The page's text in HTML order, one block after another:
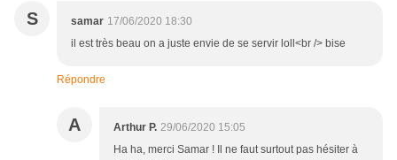
S samar 17/06/2020 18:30
il est très beau on a juste envie de se servir loll<br /> bise
Répondre
A Arthur P. 29/06/2020 15:05
Ha ha, merci Samar ! Il ne faut surtout pas hésiter à